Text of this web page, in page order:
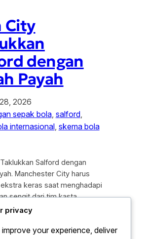
City
dengan
Payah
2026
sepak bola, salford
internasional, skema bola
Salford dengan
Manchester City harus
keras saat menghadapi
sengit dari tim kasta
City, dalam lanjutan
status unggulan utama,
privacy
your experience, deliver